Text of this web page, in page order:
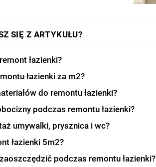
SIĘ Z ARTYKUŁU?
łazienki?
łazienki za m2?
do remontu łazienki?
podczas remontu łazienki?
umywalki, prysznica i wc?
łazienki 5m2?
podczas remontu łazienki?